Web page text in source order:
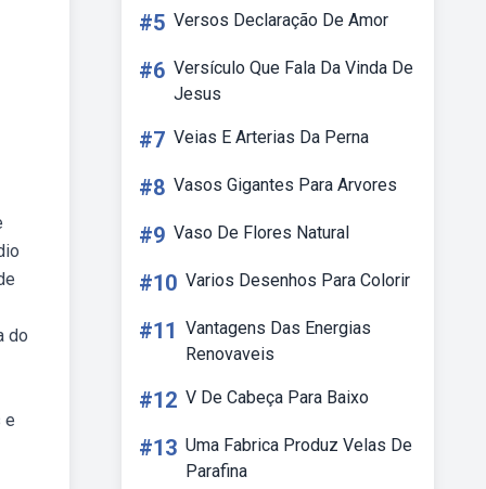
do
e
#5 Versos Declaração De Amor
#6 Versículo Que Fala Da Vinda De
Jesus
#7 Veias E Arterias Da Perna
#8 Vasos Gigantes Para Arvores
#9 Vaso De Flores Natural
#10 Varios Desenhos Para Colorir
#11 Vantagens Das Energias
Renovaveis
#12 V De Cabeça Para Baixo
#13 Uma Fabrica Produz Velas De
Parafina